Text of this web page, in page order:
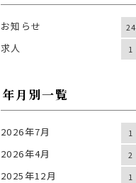
お知らせ 24
求人 1
年月別一覧
2026年7月 1
2026年4月 2
2025年12月 1